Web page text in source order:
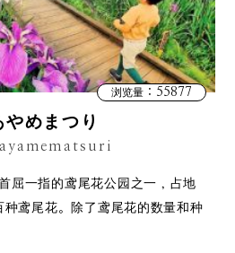
浏览量：55877
やめまつり
屈一指的鸢尾花公园之一，占地
鸢尾花。除了鸢尾花的数量和种